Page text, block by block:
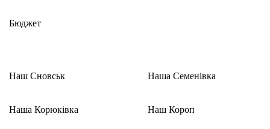
Бюджет
Наш Сновськ
Наша Корюківка
Наша Семенівка
Наш Короп